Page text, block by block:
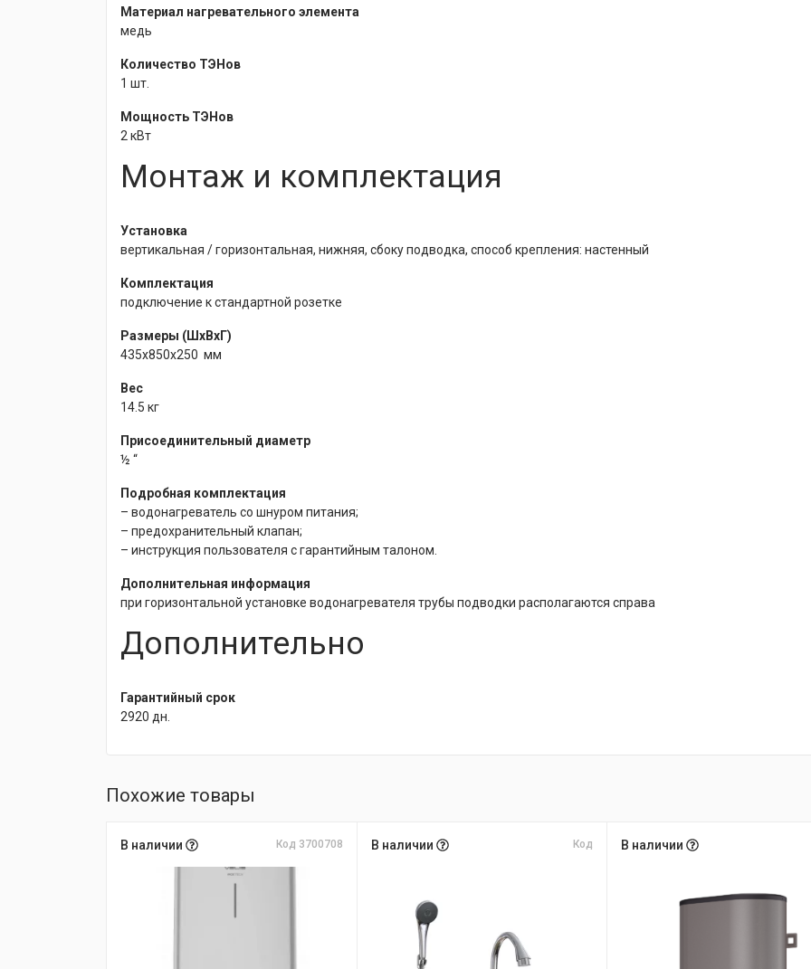
Материал нагревательного элемента
медь
Количество ТЭНов
1 шт.
Мощность ТЭНов
2 кВт
Монтаж и комплектация
Установка
вертикальная / горизонтальная, нижняя, сбоку подводка, способ крепления: настенный
Комплектация
подключение к стандартной розетке
Размеры (ШхВхГ)
435x850x250 мм
Вес
14.5 кг
Присоединительный диаметр
½ “
Подробная комплектация
– водонагреватель со шнуром питания;
– предохранительный клапан;
– инструкция пользователя с гарантийным талоном.
Дополнительная информация
при горизонтальной установке водонагревателя трубы подводки располагаются справа
Дополнительно
Гарантийный срок
2920 дн.
Похожие товары
В наличии Код 3700708 В наличии Код В наличии